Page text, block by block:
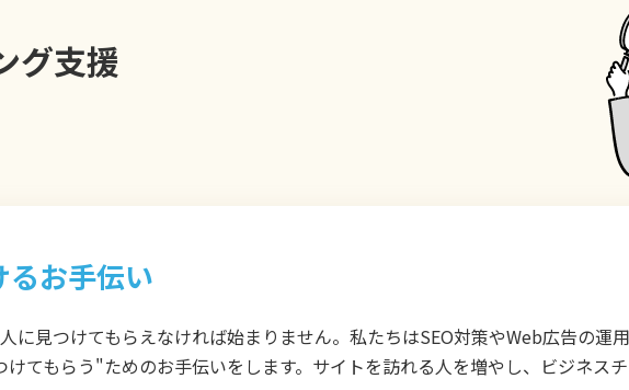
グ支援
お手伝い
に見つけてもらえなければ始まりません。私たちはSEO対策やWeb広告の運
てもらう"ためのお手伝いをします。サイトを訪れる人を増やし、ビジネス